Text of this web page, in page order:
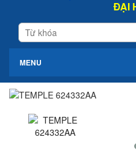
ĐẠI
MENU